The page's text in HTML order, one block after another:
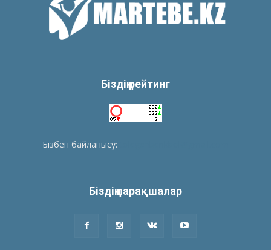
Біздің рейтинг
Бізбен байланысу:
Біздің парақшалар